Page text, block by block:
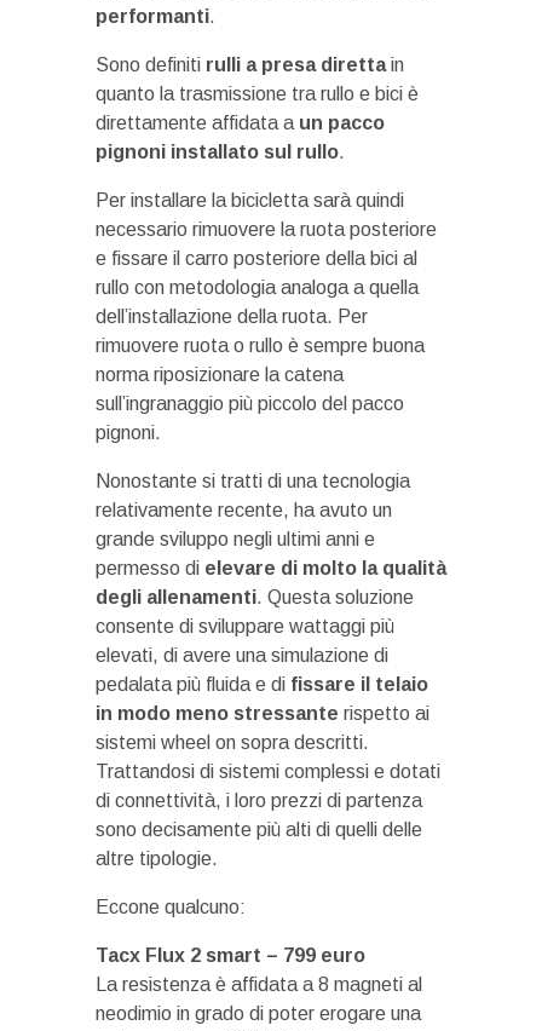
performanti.
Sono definiti rulli a presa direttain
quanto la trasmissione tra rullo e bici è
direttamente affidata a un pacco
pignoni installato sul rullo.
Per installare la bicicletta sarà quindi
necessario rimuovere la ruota posteriore
e fissare il carro posteriore della bici al
rullo con metodologia analoga a quella
dell’installazione della ruota. Per
rimuovere ruota o rullo è sempre buona
norma riposizionare la catena
sull’ingranaggio più piccolo del pacco
pignoni.
Nonostante si tratti di una tecnologia
relativamente recente, ha avuto un
grande sviluppo negli ultimi anni e
permesso di elevare di molto la qualità
degli allenamenti. Questa soluzione
consente di sviluppare wattaggi più
elevati, di avere una simulazione di
pedalata più fluida e di fissare il telaio
in modo meno stressante rispetto ai
sistemi wheel on sopra descritti.
Trattandosi di sistemi complessi e dotati
di connettività, i loro prezzi di partenza
sono decisamente più alti di quelli delle
altre tipologie.
Eccone qualcuno:
Tacx Flux 2 smart – 799 euro
La resistenza è affidata a 8 magneti al
neodimio in grado di poter erogare una